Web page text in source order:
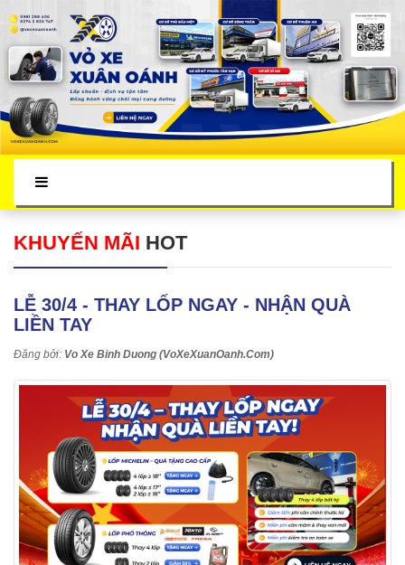
KHUYẾN MÃI HOT
LỄ 30/4 - THAY LỐP NGAY - NHẬN QUÀ
LIỀN TAY
Đăng bởi: Vo Xe Binh Duong (VoXeXuanOanh.Com)